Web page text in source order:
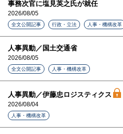
事務次官に塩見英之氏が就任
2026/08/05
全文公開記事 行政・立法 人事・機構改革
人事異動／国土交通省
2026/08/05
全文公開記事 人事・機構改革
人事異動／伊藤忠ロジスティクス
2026/08/04
人事・機構改革